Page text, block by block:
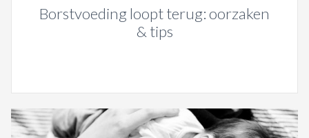
Borstvoeding loopt terug: oorzaken
& tips